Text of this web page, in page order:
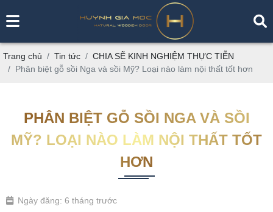
Trang chủ Tin tức
CHIA SẼ KINH NGHIỆM THỰC TIỄN
Phân biệt gỗ sồi Nga và sồi Mỹ? Loại nào làm nội thất tốt hơn
PHÂN BIỆT GỖ SỒI NGA VÀ SỒI
MỸ? LOẠI NÀO LÀM NỘI THẤT TỐT
HƠN
Ngày đăng: 6 tháng trước